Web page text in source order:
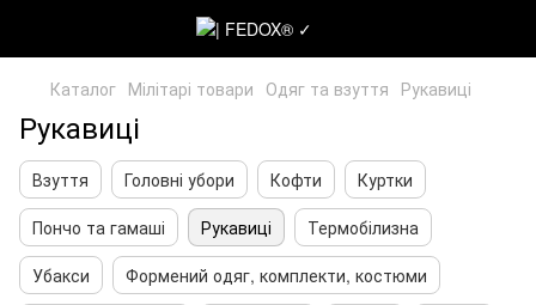
Каталог Мілітарі товари Одяг та взуття Рукавиці
Рукавиці
Взуття Головні убори Кофти
Куртки
Пончо та гамаші
Рукавиці
Термобілизна
Убакси
Формений одяг, комплекти, костюми